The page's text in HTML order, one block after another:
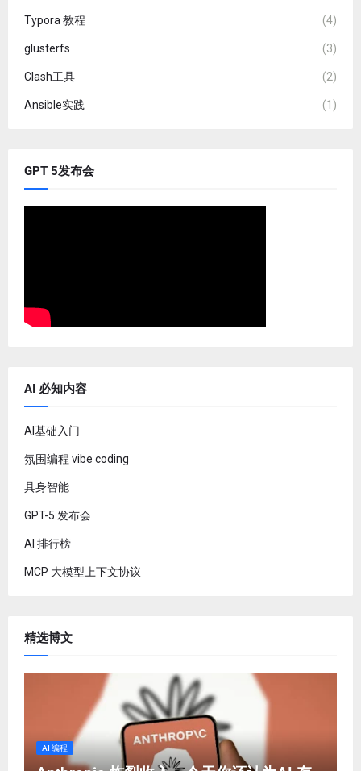
Typora 教程 (4)
glusterfs (3)
Clash工具 (2)
Ansible实践 (1)
GPT 5发布会
AI 必知内容
AI基础入门
氛围编程 vibe coding
具身智能
GPT-5 发布会
AI 排行榜
MCP 大模型上下文协议
精选博文
AI 编程